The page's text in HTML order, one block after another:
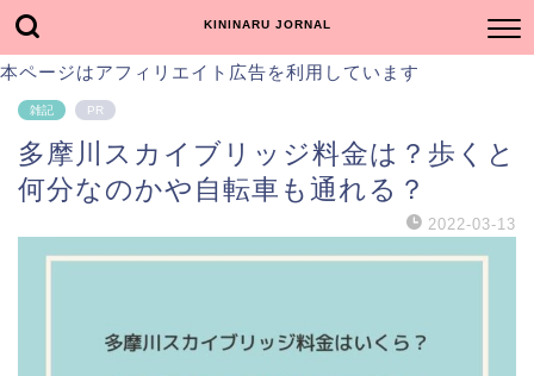
KININARU JORNAL
本ページはアフィリエイト広告を利用しています
雑記 PR
多摩川スカイブリッジ料金は？歩くと
何分なのかや自転車も通れる？
2022-03-13